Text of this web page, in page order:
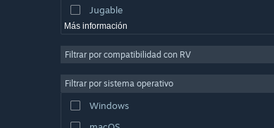
Jugable
Más información
Filtrar por compatibilidad con RV
Filtrar por sistema operativo
Windows